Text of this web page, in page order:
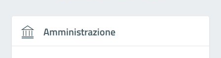
Amministrazione